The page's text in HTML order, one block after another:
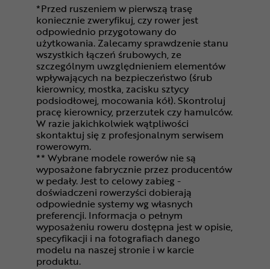
*Przed ruszeniem w pierwszą trasę
koniecznie zweryfikuj, czy rower jest
odpowiednio przygotowany do
użytkowania. Zalecamy sprawdzenie stanu
wszystkich łączeń śrubowych, ze
szczególnym uwzględnieniem elementów
wpływających na bezpieczeństwo (śrub
kierownicy, mostka, zacisku sztycy
podsiodłowej, mocowania kół). Skontroluj
pracę kierownicy, przerzutek czy hamulców.
W razie jakichkolwiek wątpliwości
skontaktuj się z profesjonalnym serwisem
rowerowym.
** Wybrane modele rowerów nie są
wyposażone fabrycznie przez producentów
w pedały. Jest to celowy zabieg -
doświadczeni rowerzyści dobierają
odpowiednie systemy wg własnych
preferencji. Informacja o pełnym
wyposażeniu roweru dostępna jest w opisie,
specyfikacji i na fotografiach danego
modelu na naszej stronie i w karcie
produktu.